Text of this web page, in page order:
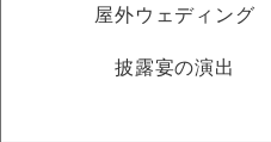
屋外ウェディング
披露宴の演出